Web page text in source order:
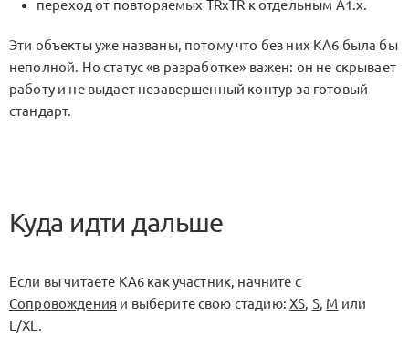
переход от повторяемых TRxTR к отдельным A1.x.
Эти объекты уже названы, потому что без них KA6 была бы
неполной. Но статус «в разработке» важен: он не скрывает
работу и не выдает незавершенный контур за готовый
стандарт.
Куда идти дальше
Если вы читаете KA6 как участник, начните с
Сопровождения и выберите свою стадию:XS, S, M или
L/XL .